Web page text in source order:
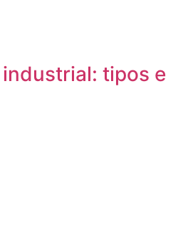
tipos e